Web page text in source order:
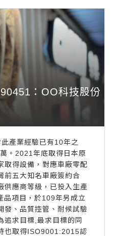
：OO科技股份
產業經驗已有10年之
。2021年底取得日本原
取得設備，對應車廠零配
前五大知名車廠簽約合
供應商等級，已投入生產
品項目，於109年另成立
發、品質控管、耐候試驗
追求目標,最求目標的同
也取得ISO9001:2015認